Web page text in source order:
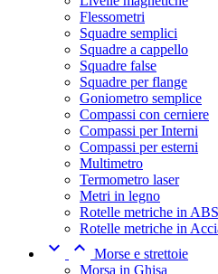
Flessometri
Squadre semplici
Squadre a cappello
Squadre false
Squadre per flange
Goniometro semplice
Compassi con cerniere
Compassi per Interni
Compassi per esterni
Multimetro
Termometro laser
Metri in legno
Rotelle metriche in ABS
Rotelle metriche in
  Morse e strettoie
Morsa in Ghisa